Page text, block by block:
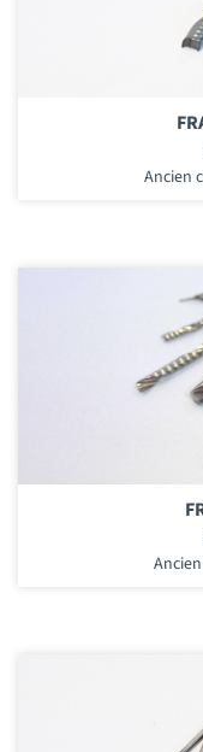
Ancien